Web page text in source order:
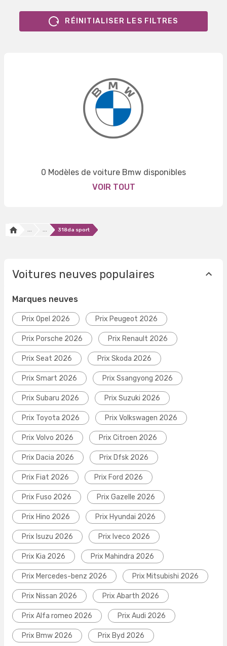
RÉINITIALISER LES FILTRES
0 Modèles de voiture Bmw disponibles
VOIR TOUT
... ... 318da sport
Voitures neuves populaires
Marques neuves
Prix Opel 2026 Prix Peugeot 2026
Prix Porsche 2026 Prix Renault 2026
Prix Seat 2026 Prix Skoda 2026
Prix Smart 2026 Prix Ssangyong 2026
Prix Subaru 2026 Prix Suzuki 2026
Prix Toyota 2026 Prix Volkswagen 2026
Prix Volvo 2026 Prix Citroen 2026
Prix Dacia 2026 Prix Dfsk 2026
Prix Fiat 2026 Prix Ford 2026
Prix Fuso 2026 Prix Gazelle 2026
Prix Hino 2026 Prix Hyundai 2026
Prix Isuzu 2026 Prix Iveco 2026
Prix Kia 2026 Prix Mahindra 2026
Prix Mercedes-benz 2026 Prix Mitsubishi 2026
Prix Nissan 2026 Prix Abarth 2026
Prix Alfa romeo 2026 Prix Audi 2026
Prix Bmw 2026 Prix Byd 2026